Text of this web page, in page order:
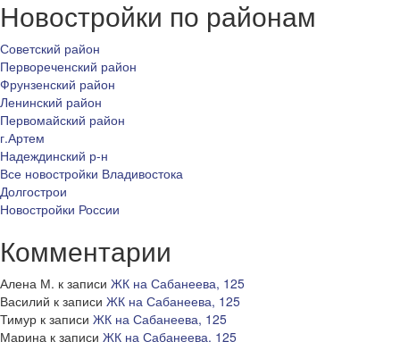
Новостройки по районам
Советский район
Первореченский район
Фрунзенский район
Ленинский район
Первомайский район
г.Артем
Надеждинский р-н
Все новостройки Владивостока
Долгострои
Новостройки России
Комментарии
Алена М. к записи ЖК на Сабанеева, 125
Василий к записи ЖК на Сабанеева, 125
Тимур к записи ЖК на Сабанеева, 125
Марина к записи ЖК на Сабанеева, 125